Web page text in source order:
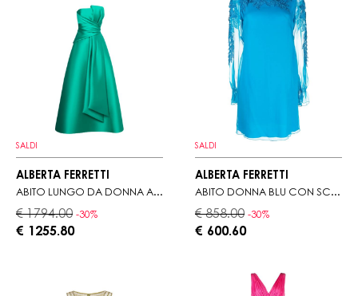
SALDI
ALBERTA FERRETTI
ABITO LUNGO DA DONNA ALBERTA FERRETTI VERDE ACQUA
€ 1794.00 -30%
€ 1255.80
SALDI
ALBERTA FERRETTI
ABITO DONNA BLU CON SCOLLO TONDO
€ 858.00 -30%
€ 600.60